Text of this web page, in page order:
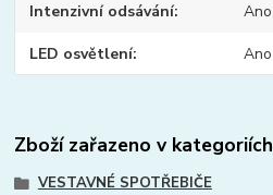
Intenzivní odsávání Ano
LED osvětlení Ano
Zboží zařazeno v kategoriích
VESTAVNÉ SPOTŘEBIČE